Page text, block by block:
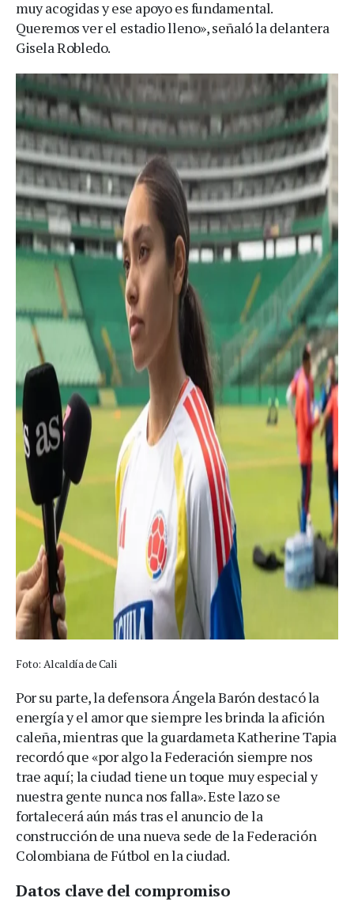
muy acogidas y ese apoyo es fundamental.
Queremos ver el estadio lleno», señaló la delantera
Gisela Robledo.
Foto: Alcaldía de Cali
Por su parte, la defensora Ángela Barón destacó la
energía y el amor que siempre les brinda la afición
caleña, mientras que la guardameta Katherine Tapia
recordó que «por algo la Federación siempre nos
trae aquí; la ciudad tiene un toque muy especial y
nuestra gente nunca nos falla». Este lazo se
fortalecerá aún más tras el anuncio de la
construcción de una nueva sede de la Federación
Colombiana de Fútbol en la ciudad.
Datos clave del compromiso